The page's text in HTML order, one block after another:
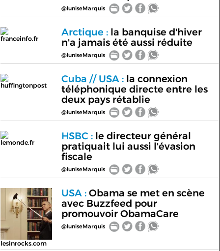
@luniseMarquis
franceinfo.fr
Arctique :la banquise d'hiver
n'a jamais été aussi réduite
@luniseMarquis
huffingtonpost
Cuba // USA :la connexion
téléphonique directe entre les
deux pays rétablie
@luniseMarquis
lemonde.fr
HSBC :le directeur général
pratiquait lui aussi l'évasion
fiscale
@luniseMarquis
lesinrocks.com
USA :Obama se met en scène
avec Buzzfeed pour
promouvoir ObamaCare
@luniseMarquis